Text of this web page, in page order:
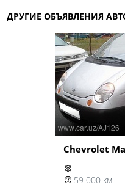
ДРУГИЕ ОБЪЯВЛЕНИЯ
Chevrolet
59 000 км